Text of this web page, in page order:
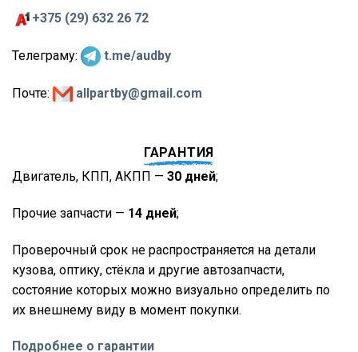
+375 (29) 632 26 72
Телеграму: t.me/audby
Почте: allpartby@gmail.com
ГАРАНТИЯ
Двигатель, КПП, АКПП — 30 дней;
Прочие запчасти — 14 дней;
Проверочный срок не распространяется на детали
кузова, оптику, стёкла и другие автозапчасти,
состояние которых можно визуально определить по
их внешнему виду в момент покупки.
Подробнее о гарантии